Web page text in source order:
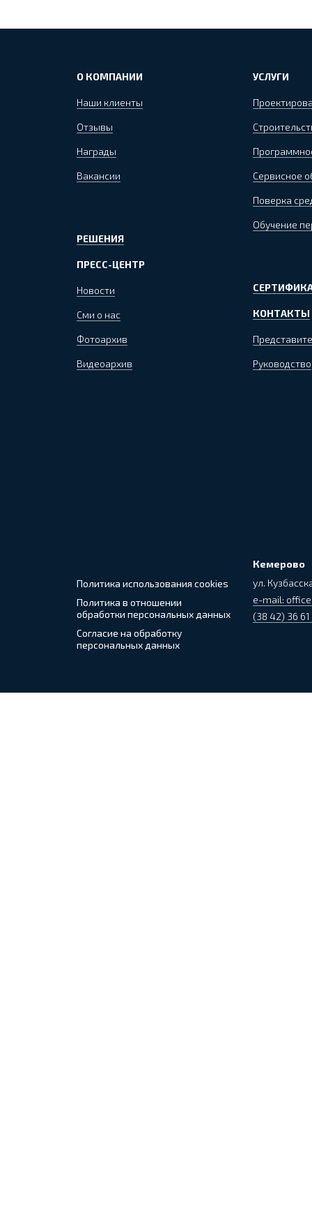
О КОМПАНИИ
Наши клиенты
Отзывы
Награды
Вакансии
РЕШЕНИЯ
ПРЕСС-ЦЕНТР
Новости
Сми о нас
Фотоархив
Видеоархив
УСЛУГИ
Сервисное
Поверка
Обучение
КОНТАКТЫ
Руководство
Политика использования cookies
Политика в отношении
обработки персональных данных
Согласие на обработку
персональных данных
Кемерово
ул.
e-mail:
(38 42) 36